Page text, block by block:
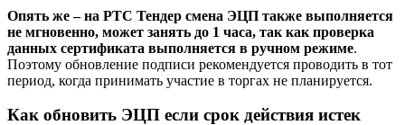
Опять же – на РТС Тендер смена ЭЦП также выполняется
не мгновенно, может занять до 1 часа, так как проверка
данных сертификата выполняется в ручном режиме.
Поэтому обновление подписи рекомендуется проводить в тот
период, когда принимать участие в торгах не планируется.
Как обновить ЭЦП если срок действия истек